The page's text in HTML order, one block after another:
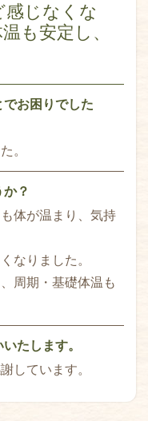
じなくな
も安定し、
お困りでした
。
？
体が温まり、気持
なりました。
周期・基礎体温も
たします。
しています。